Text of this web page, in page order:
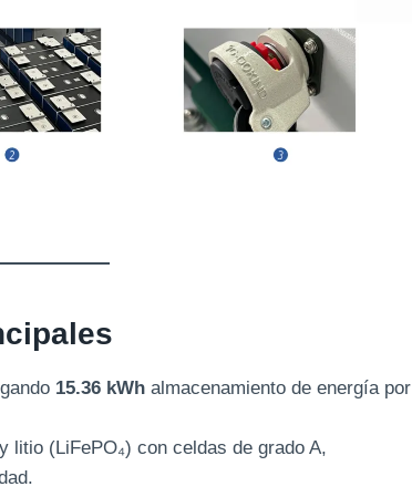
15.36 kWh almacenamiento de energía por
litio (LiFePO₄) con celdas de grado A,